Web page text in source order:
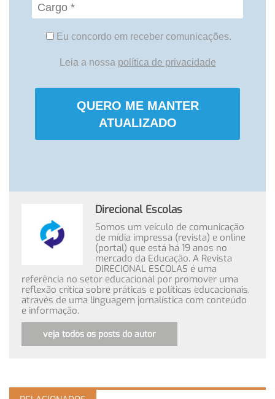
Eu concordo em receber comunicações.
Leia a nossa política de privacidade
QUERO ME MANTER
ATUALIZADO
Direcional Escolas
Somos um veículo de comunicação
de mídia impressa (revista) e online
(portal) que está há 19 anos no
mercado da Educação. A Revista
DIRECIONAL ESCOLAS é uma
referência no setor educacional por promover uma
reflexão crítica sobre práticas e políticas educacionais,
através de uma linguagem jornalística com conteúdo
e informação.
veja todos os posts do autor